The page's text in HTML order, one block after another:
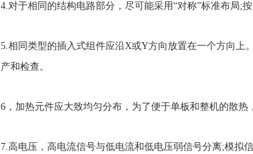
4.对于相同的结构电路部分，尽可能采用“对称”标准布局;
5.相同类型的插入式组件应沿X或Y方向放置在一个方向上
产和检查。
6，加热元件应大致均匀分布，为了便于单板和整机的散
7.高电压，高电流信号与低电流和低电压弱信号分离;模拟